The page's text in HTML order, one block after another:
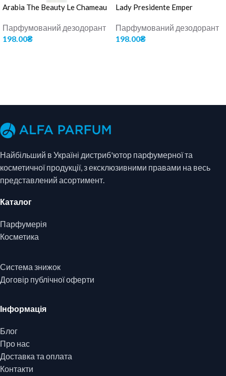
Arabia The Beauty Le Chameau
Парфумований дезодорант
198.00₴
Lady Presidente Emper
Парфумований дезодорант
198.00₴
Найбільший в Україні дистриб'ютор парфумерної та
косметичної продукції, з ексклюзивними правами на весь
представлений асортимент.
Каталог
Парфумерія
Косметика
Система знижок
Договір публічної оферти
Інформація
Блог
Про нас
Доставка та оплата
Контакти